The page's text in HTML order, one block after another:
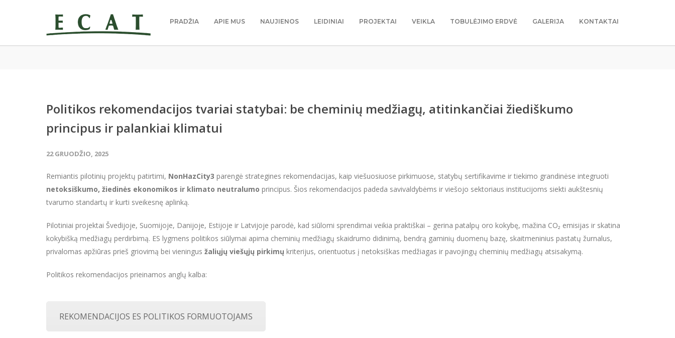
PRADŽIA APIE MUS NAUJIENOS LEIDINIAI PROJEKTAI VEIKLA TOBULĖJIMO ERDVĖ GALERIJA KONTAKTAI
Politikos rekomendacijos tvariai statybai: be cheminių medžiagų, atitinkančiai žiediškumo
principus ir palankiai klimatui
22 GRUODŽIO, 2025
Remiantis pilotinių projektų patirtimi, NonHazCity3 parengė strategines rekomendacijas, kaip viešuosiuose pirkimuose, statybų sertifikavime ir tiekimo grandinėse integruoti
netoksiškumo, žiedinės ekonomikos ir klimato neutralumo principus. Šios rekomendacijos padeda savivaldybėms ir viešojo sektoriaus institucijoms siekti aukštesnių
tvarumo standartų ir kurti sveikesnę aplinką.
Pilotiniai projektai Švedijoje, Suomijoje, Danijoje, Estijoje ir Latvijoje parodė, kad siūlomi sprendimai veikia praktiškai – gerina patalpų oro kokybę, mažina CO₂ emisijas ir skatina
kokybišką medžiagų perdirbimą. ES lygmens politikos siūlymai apima cheminių medžiagų skaidrumo didinimą, bendrą gaminių duomenų bazę, skaitmeninius pastatų žurnalus,
privalomas apžiūras prieš griovimą bei vieningus žaliųjų viešųjų pirkimų kriterijus, orientuotus į netoksiškas medžiagas ir pavojingų cheminių medžiagų atsisakymą.
Politikos rekomendacijos prieinamos anglų kalba:
REKOMENDACIJOS ES POLITIKOS FORMUOTOJAMS